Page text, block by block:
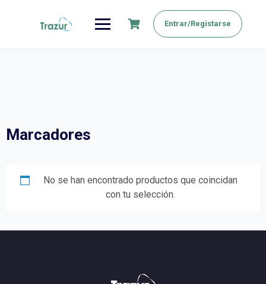
Entrar/Registarse
Marcadores
No se han encontrado productos que coincidan
con tu selección.